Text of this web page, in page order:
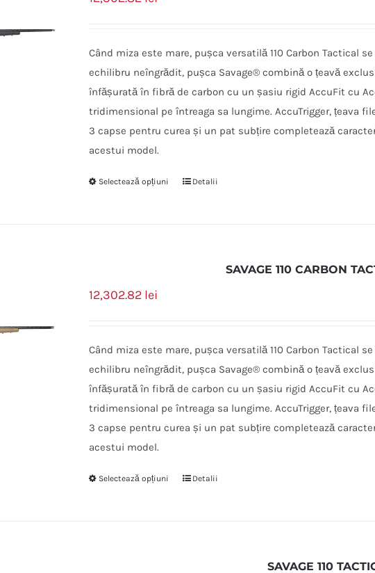
Când miza este mare, pușca versatilă 110 Carbon Tactical
echilibru neîngrădit, pușca Savage® combină o țeavă
înfășurată în fibră de carbon cu un șasiu rigid AccuFit cu
tridimensional pe întreaga sa lungime. AccuTrigger, țeava
3 capse pentru curea și un pat subțire completează
acestui model.
Selectează opțiuni Detalii
SAVAGE 110 CARBON
12,302.82 lei
Când miza este mare, pușca versatilă 110 Carbon Tactical
echilibru neîngrădit, pușca Savage® combină o țeavă
înfășurată în fibră de carbon cu un șasiu rigid AccuFit cu
tridimensional pe întreaga sa lungime. AccuTrigger, țeava
3 capse pentru curea și un pat subțire completează
acestui model.
Selectează opțiuni Detalii
SAVAGE 110